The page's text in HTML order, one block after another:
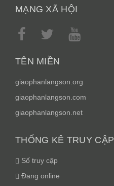
MẠNG XÃ HỘI
TÊN MIỀN
giaophanlangson.org
giaophanlangson.com
giaophanlangson.net
THỐNG KÊ TRUY CẬP
Số truy cập
Đang online